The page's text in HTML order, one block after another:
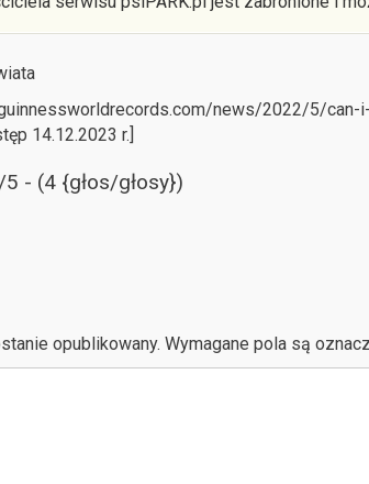
news/2022/5/
14.12.2023 r.]
- (4 {głos/głosy})
opublikowany. Wymagane pola są